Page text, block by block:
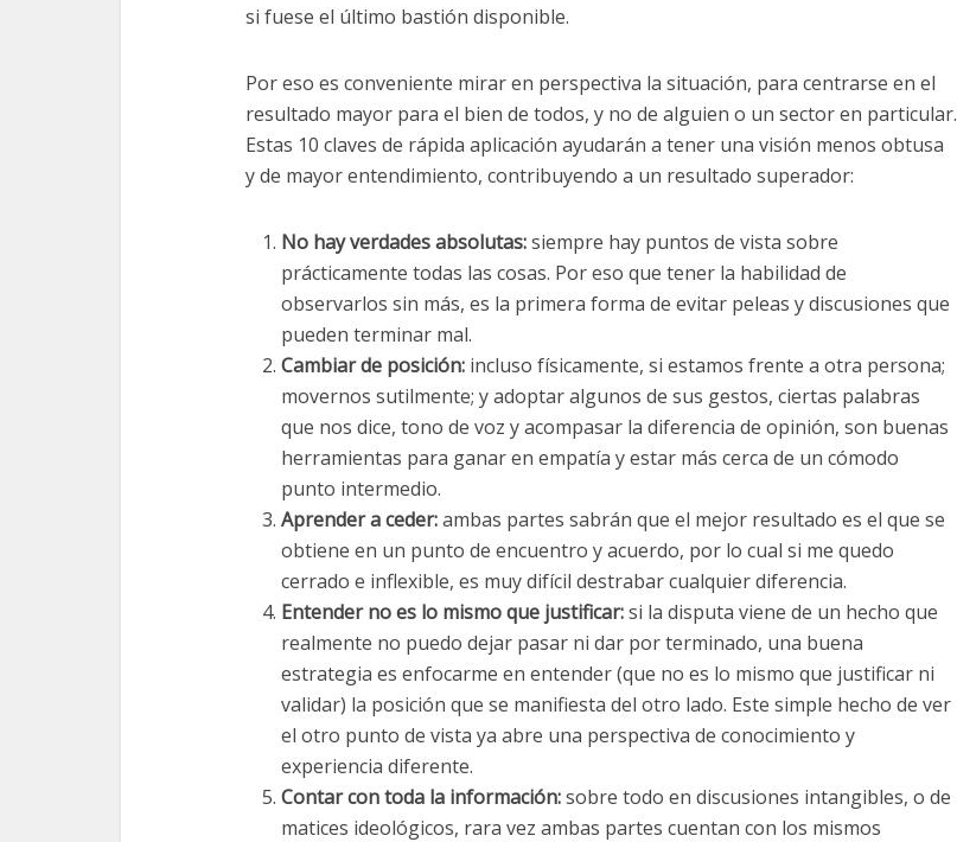
si fuese el último bastión disponible.
Por eso es conveniente mirar en perspectiva la situación, para centrarse en el
resultado mayor para el bien de todos, y no de alguien o un sector en particular.
Estas 10 claves de rápida aplicación ayudarán a tener una visión menos obtusa
y de mayor entendimiento, contribuyendo a un resultado superador:
No hay verdades absolutas:siempre hay puntos de vista sobre
prácticamente todas las cosas. Por eso que tener la habilidad de
observarlos sin más, es la primera forma de evitar peleas y discusiones que
pueden terminar mal.
Cambiar de posición: incluso físicamente, si estamos frente a otra persona;
movernos sutilmente; y adoptar algunos de sus gestos, ciertas palabras
que nos dice, tono de voz y acompasar la diferencia de opinión, son buenas
herramientas para ganar en empatía y estar más cerca de un cómodo
punto intermedio.
Aprender a ceder:ambas partes sabrán que el mejor resultado es el que se
obtiene en un punto de encuentro y acuerdo, por lo cual si me quedo
cerrado e inflexible, es muy difícil destrabar cualquier diferencia.
Entender no es lo mismo que justificar:si la disputa viene de un hecho que
realmente no puedo dejar pasar ni dar por terminado, una buena
estrategia es enfocarme en entender (que no es lo mismo que justificar ni
validar) la posición que se manifiesta del otro lado. Este simple hecho de ver
el otro punto de vista ya abre una perspectiva de conocimiento y
experiencia diferente.
Contar con toda la información:sobre todo en discusiones intangibles, o de
matices ideológicos, rara vez ambas partes cuentan con los mismos